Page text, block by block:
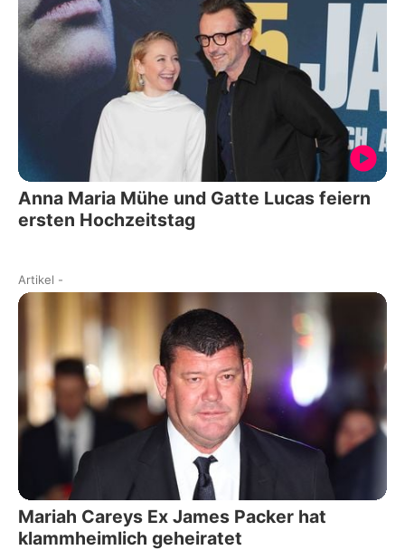
Anna Maria Mühe und Gatte Lucas feiern
ersten Hochzeitstag
Artikel -
Mariah Careys Ex James Packer hat
klammheimlich geheiratet